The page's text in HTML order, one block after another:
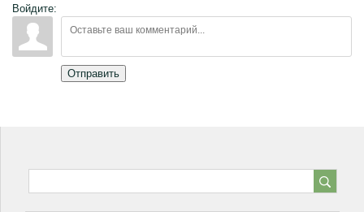
Войдите:
Отправить